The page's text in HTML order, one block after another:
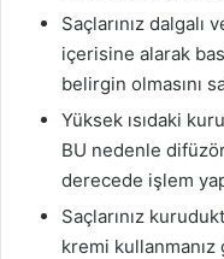
Saçlarınız dalgalı
içerisine alarak
belirgin olmasını
Yüksek ısıdaki
BU nedenle
derecede işlem
Saçlarınız
kremi kullanmanız